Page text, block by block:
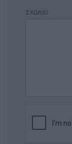
ΣΧΟΛΙΟ